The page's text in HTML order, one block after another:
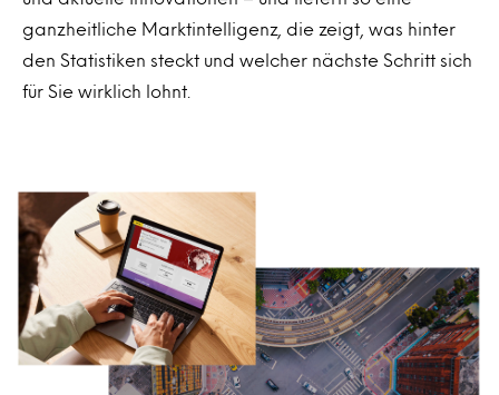
ganzheitliche Marktintelligenz, die zeigt, was hinter
den Statistiken steckt und welcher nächste Schritt sich
für Sie wirklich lohnt.